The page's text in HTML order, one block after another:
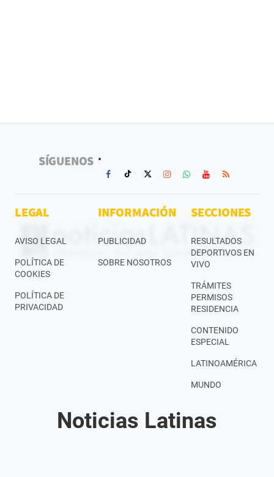
SÍGUENOS
LEGAL
AVISO LEGAL
POLÍTICA DE
COOKIES
POLÍTICA DE
PRIVACIDAD
INFORMACIÓN
PUBLICIDAD
SOBRE NOSOTROS
SECCIONES
RESULTADOS
DEPORTIVOS EN
VIVO
TRÁMITES
PERMISOS
RESIDENCIA
CONTENIDO
ESPECIAL
LATINOAMÉRICA
MUNDO
Noticias Latinas